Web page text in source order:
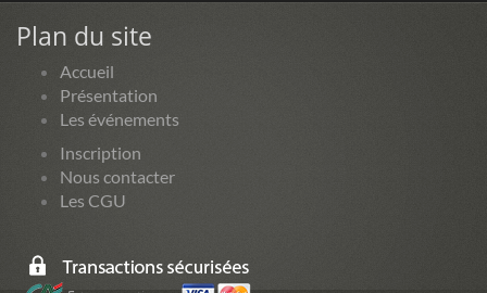
Plan du site
Accueil
Présentation
Les événements
Inscription
Nous contacter
Les CGU